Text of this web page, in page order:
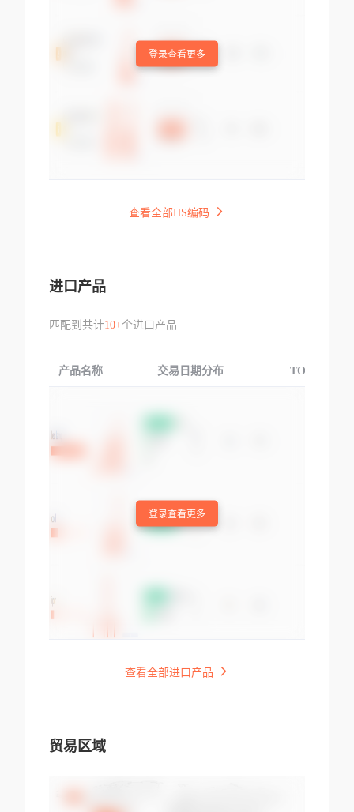
登录查看更多
查看全部HS编码
进口产品
匹配到共计10+个进口产品
产品名称 交易日期分布 TOP3交易国
登录查看更多
查看全部进口产品
贸易区域